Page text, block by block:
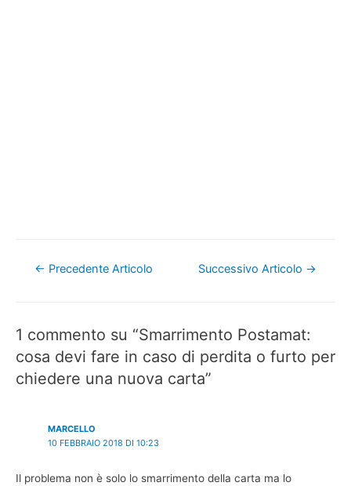
Navigazione
← Precedente Articolo Successivo Articolo →
1 commento su “Smarrimento Postamat:
cosa devi fare in caso di perdita o furto per
chiedere una nuova carta”
MARCELLO
10 FEBBRAIO 2018 DI 10:23
Il problema non è solo lo smarrimento della carta ma lo